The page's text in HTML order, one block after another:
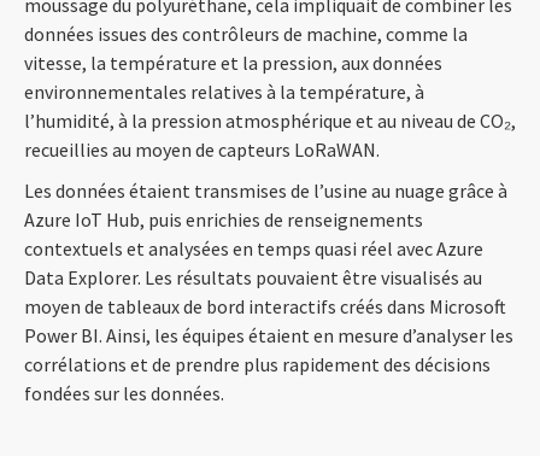
moussage du polyuréthane, cela impliquait de combiner les
données issues des contrôleurs de machine, comme la
vitesse, la température et la pression, aux données
environnementales relatives à la température, à
l’humidité, à la pression atmosphérique et au niveau de CO₂,
recueillies au moyen de capteurs LoRaWAN.
Les données étaient transmises de l’usine au nuage grâce à
Azure IoT Hub, puis enrichies de renseignements
contextuels et analysées en temps quasi réel avec Azure
Data Explorer. Les résultats pouvaient être visualisés au
moyen de tableaux de bord interactifs créés dans Microsoft
Power BI. Ainsi, les équipes étaient en mesure d’analyser les
corrélations et de prendre plus rapidement des décisions
fondées sur les données.